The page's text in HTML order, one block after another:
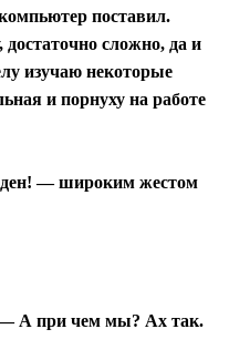
поставил.
сложно, да и
изучаю некоторые
и порнуху на работе
— широким жестом
А при чем мы? Ах так.